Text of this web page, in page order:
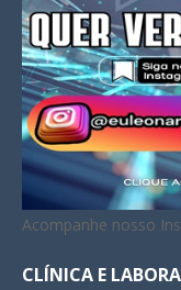
Acompanhe nosso
CLÍNICA E